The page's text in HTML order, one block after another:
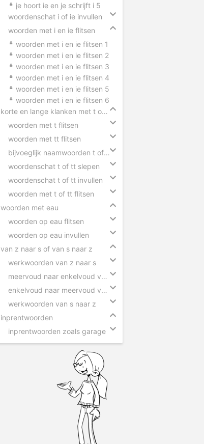
je hoort ie en je schrijft i 5
woordenschat i of ie invullen
woorden met i en ie flitsen
woorden met i en ie flitsen 1
woorden met i en ie flitsen 2
woorden met i en ie flitsen 3
woorden met i en ie flitsen 4
woorden met i en ie flitsen 5
woorden met i en ie flitsen 6
korte en lange klanken met t of tt
woorden met t flitsen
woorden met tt flitsen
bijvoeglijk naamwoorden t of tt
woordenschat t of tt slepen
woordenschat t of tt invullen
woorden met t of tt flitsen
woorden met eau
woorden op eau flitsen
woorden op eau invullen
van z naar s of van s naar z
werkwoorden van z naar s
meervoud naar enkelvoud van z naar s
enkelvoud naar meervoud van s naar z
werkwoorden van s naar z
inprentwoorden
inprentwoorden zoals garage